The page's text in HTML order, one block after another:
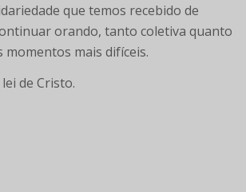
que temos recebido de
orando, tanto coletiva quanto
mais difíceis.
de Cristo.